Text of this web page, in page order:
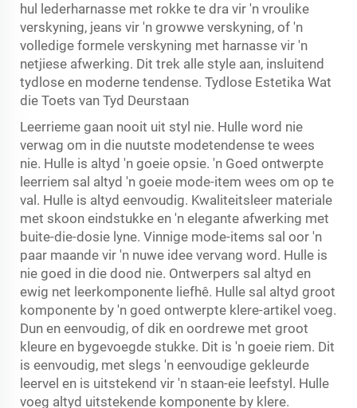
hul lederharnasse met rokke te dra vir 'n vroulike
verskyning, jeans vir 'n growwe verskyning, of 'n
volledige formele verskyning met harnasse vir 'n
netjiese afwerking. Dit trek alle style aan, insluitend
tydlose en moderne tendense. Tydlose Estetika Wat
die Toets van Tyd Deurstaan
Leerrieme gaan nooit uit styl nie. Hulle word nie
verwag om in die nuutste modetendense te wees
nie. Hulle is altyd 'n goeie opsie. 'n Goed ontwerpte
leerriem sal altyd 'n goeie mode-item wees om op te
val. Hulle is altyd eenvoudig. Kwaliteitsleer materiale
met skoon eindstukke en 'n elegante afwerking met
buite-die-dosie lyne. Vinnige mode-items sal oor 'n
paar maande vir 'n nuwe idee vervang word. Hulle is
nie goed in die dood nie. Ontwerpers sal altyd en
ewig net leerkomponente liefhê. Hulle sal altyd groot
komponente by 'n goed ontwerpte klere-artikel voeg.
Dun en eenvoudig, of dik en oordrewe met groot
kleure en bygevoegde stukke. Dit is 'n goeie riem. Dit
is eenvoudig, met slegs 'n eenvoudige gekleurde
leervel en is uitstekend vir 'n staan-eie leefstyl. Hulle
voeg altyd uitstekende komponente by klere.